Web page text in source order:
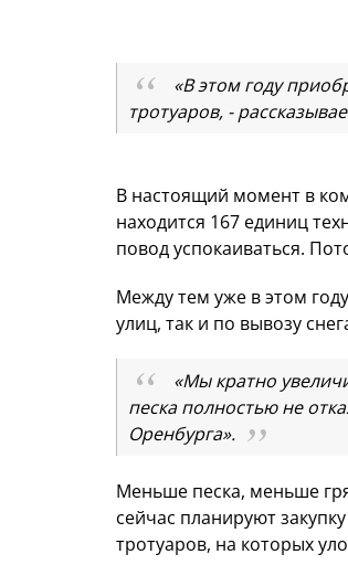
«В этом году
тротуаров, -
В настоящий момент в
находится 167 единиц
повод успокаиваться.
Между тем уже в этом
улиц, так и по вывозу
«Мы кратно
песка полностью не
Оренбурга».
Меньше песка, меньше
сейчас планируют
тротуаров, на которых